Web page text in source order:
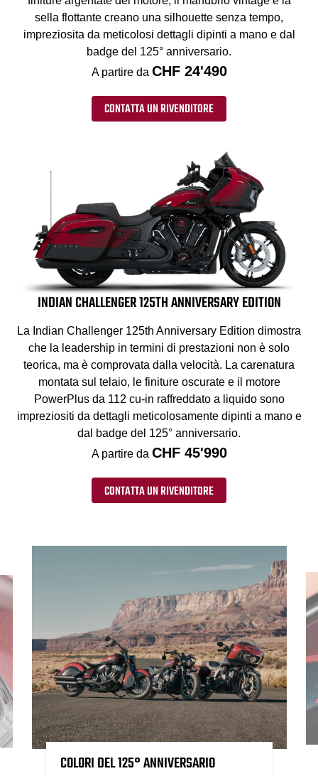
sella flottante creano una silhouette senza tempo,
impreziosita da meticolosi dettagli dipinti a mano e dal
badge del 125° anniversario.
A partire da CHF 24'490
CONTATTA UN RIVENDITORE
INDIAN CHALLENGER 125TH ANNIVERSARY EDITION
La Indian Challenger 125th Anniversary Edition dimostra
che la leadership in termini di prestazioni non è solo
teorica, ma è comprovata dalla velocità. La carenatura
montata sul telaio, le finiture oscurate e il motore
PowerPlus da 112 cu-in raffreddato a liquido sono
impreziositi da dettagli meticolosamente dipinti a mano e
dal badge del 125° anniversario.
A partire da CHF 45'990
CONTATTA UN RIVENDITORE
COLORI DEL 125° ANNIVERSARIO